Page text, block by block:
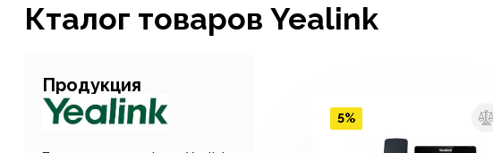
Кталог товаров Yealink
Продукция
5%